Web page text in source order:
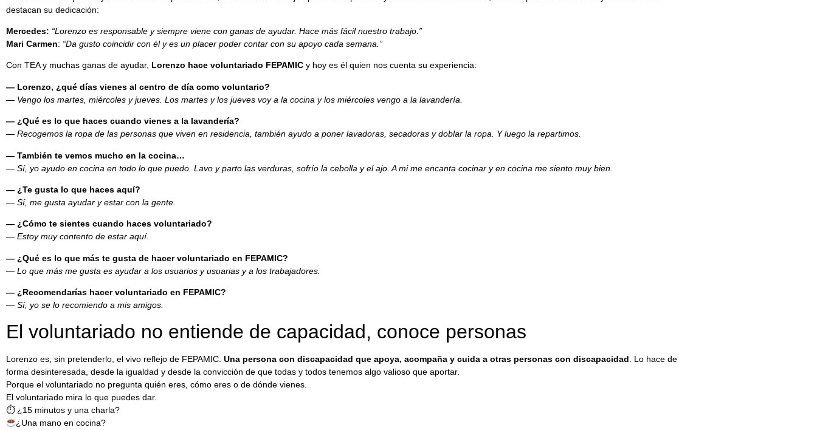
destacan su dedicación:
Mercedes: “Lorenzo es responsable y siempre viene con ganas de ayudar. Hace más fácil nuestro trabajo.”
Mari Carmen: “Da gusto coincidir con él y es un placer poder contar con su apoyo cada semana.”
Con TEA y muchas ganas de ayudar, Lorenzo hace voluntariado FEPAMIC y hoy es él quien nos cuenta su experiencia:
— Lorenzo, ¿qué días vienes al centro de día como voluntario?
— Vengo los martes, miércoles y jueves. Los martes y los jueves voy a la cocina y los miércoles vengo a la lavandería.
— ¿Qué es lo que haces cuando vienes a la lavandería?
— Recogemos la ropa de las personas que viven en residencia, también ayudo a poner lavadoras, secadoras y doblar la ropa. Y luego la repartimos.
— También te vemos mucho en la cocina…
— Sí, yo ayudo en cocina en todo lo que puedo. Lavo y parto las verduras, sofrío la cebolla y el ajo. A mi me encanta cocinar y en cocina me siento muy bien.
— ¿Te gusta lo que haces aquí?
— Sí, me gusta ayudar y estar con la gente.
— ¿Cómo te sientes cuando haces voluntariado?
— Estoy muy contento de estar aquí.
— ¿Qué es lo que más te gusta de hacer voluntariado en FEPAMIC?
— Lo que más me gusta es ayudar a los usuarios y usuarias y a los trabajadores.
— ¿Recomendarías hacer voluntariado en FEPAMIC?
— Sí, yo se lo recomiendo a mis amigos.
El voluntariado no entiende de capacidad, conoce personas
Lorenzo es, sin pretenderlo, el vivo reflejo de FEPAMIC. Una persona con discapacidad que apoya, acompaña y cuida a otras personas con discapacidad. Lo hace de
forma desinteresada, desde la igualdad y desde la convicción de que todas y todos tenemos algo valioso que aportar.
Porque el voluntariado no pregunta quién eres, cómo eres o de dónde vienes.
El voluntariado mira lo que puedes dar.
⏱ ¿15 minutos y una charla?
¿Una mano en cocina?